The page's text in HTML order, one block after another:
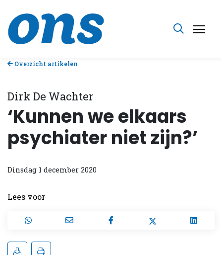
Overzicht artikelen
Dirk De Wachter
‘Kunnen we elkaars
psychiater niet zijn?’
Dinsdag 1 december 2020
Lees voor